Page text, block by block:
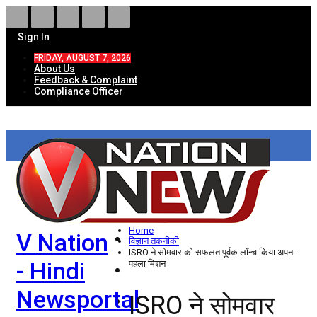
Sign In
FRIDAY, AUGUST 7, 2026
About Us
Feedback & Complaint
Compliance Officer
V Nation
- Hindi
Newsportal
HOME
ताज़ा खबरें
देश
विदेश
राज्य
उत्तर प्रदेश
Home
विज्ञान तकनीकी
ISRO ने सोमवार को सफलतापूर्वक लॉन्च किया अपना
पहला मिशन
ISRO ने सोमवार